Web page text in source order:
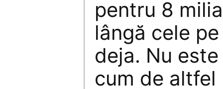
pentru 8
lângă cele
deja. Nu
cum de altfel